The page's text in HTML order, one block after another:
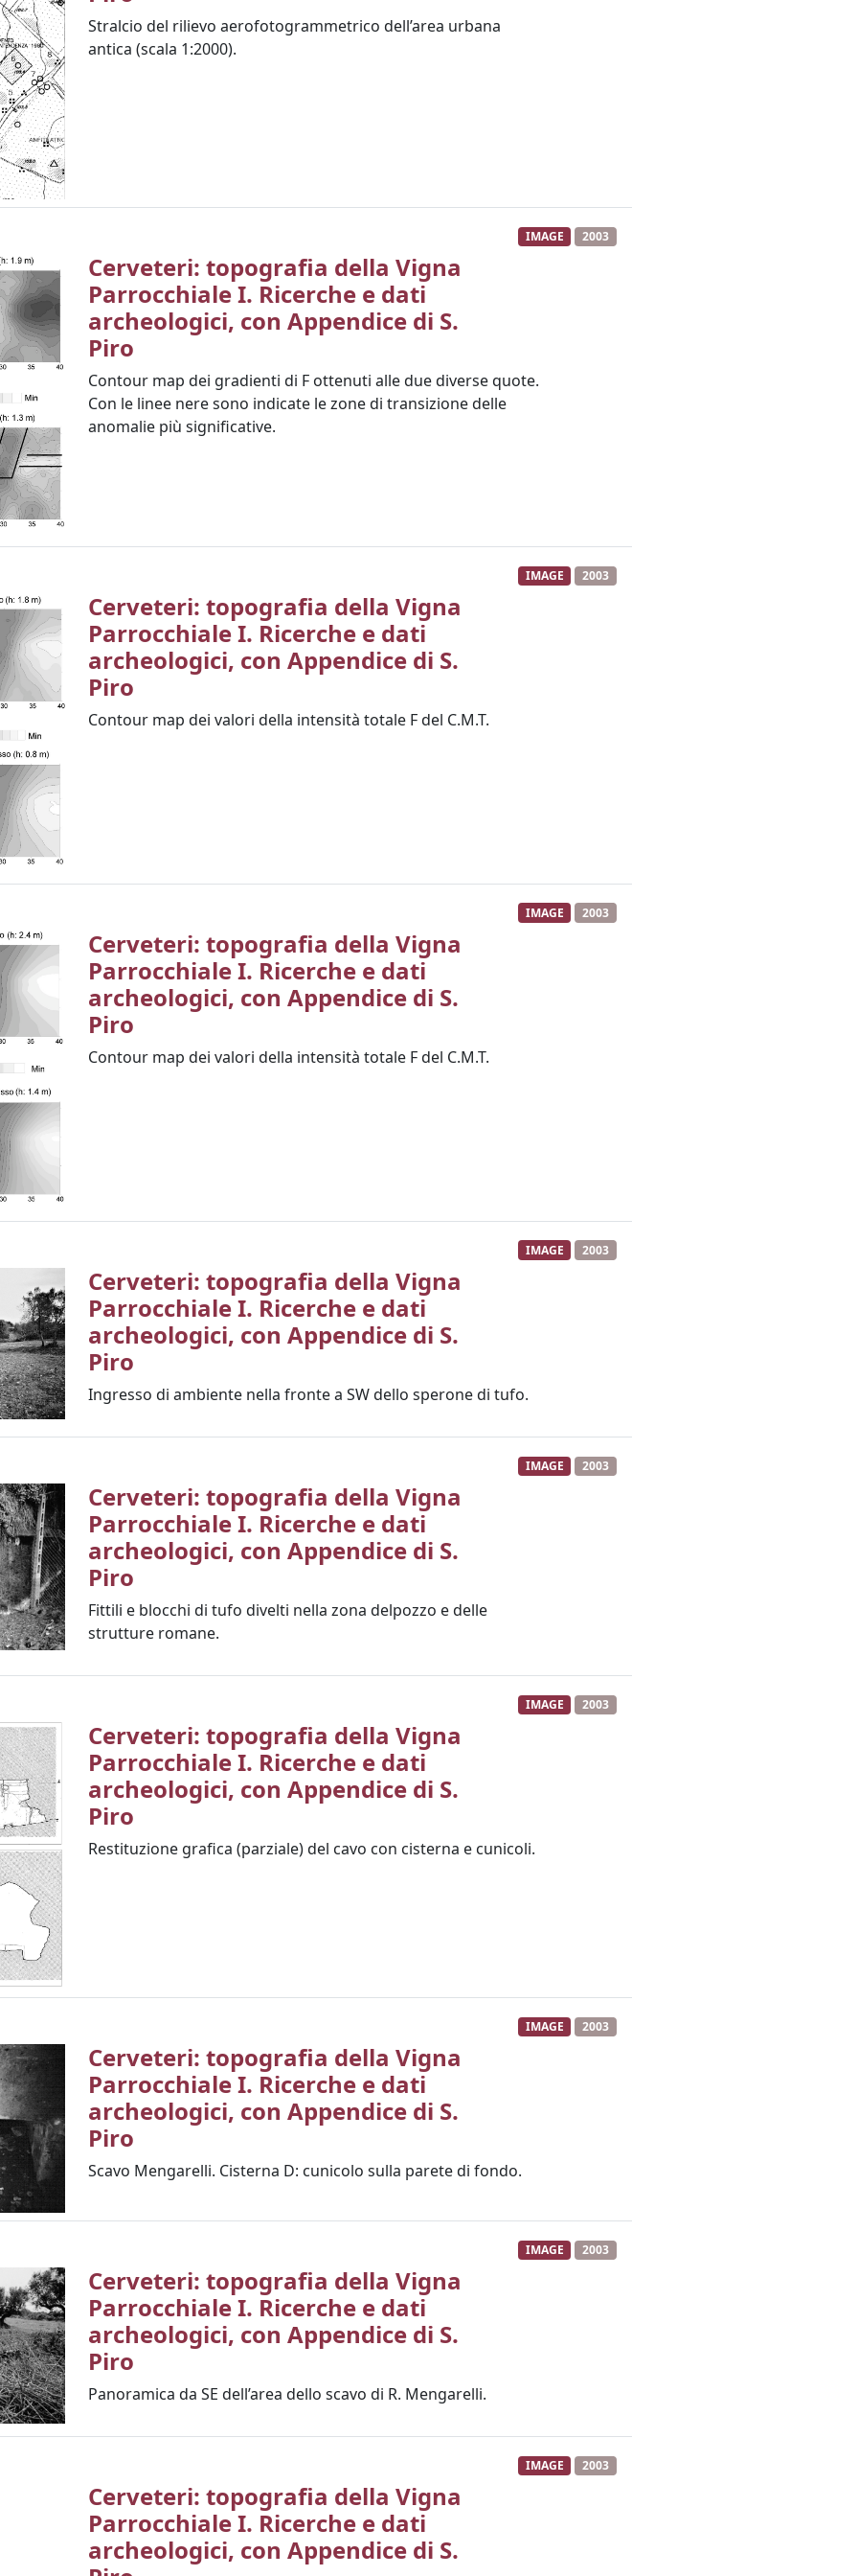
Stralcio del rilievo aerofotogrammetrico dell’area urbana
antica (scala 1:2000).
IMAGE 2003
Cerveteri: topografia della Vigna
Parrocchiale I. Ricerche e dati
archeologici, con Appendice di S.
Piro
Contour map dei gradienti di F ottenuti alle due diverse quote.
Con le linee nere sono indicate le zone di transizione delle
anomalie più significative.
IMAGE 2003
Cerveteri: topografia della Vigna
Parrocchiale I. Ricerche e dati
archeologici, con Appendice di S.
Piro
Contour map dei valori della intensità totale F del C.M.T.
IMAGE 2003
Cerveteri: topografia della Vigna
Parrocchiale I. Ricerche e dati
archeologici, con Appendice di S.
Piro
Contour map dei valori della intensità totale F del C.M.T.
IMAGE 2003
Cerveteri: topografia della Vigna
Parrocchiale I. Ricerche e dati
archeologici, con Appendice di S.
Piro
Ingresso di ambiente nella fronte a SW dello sperone di tufo.
IMAGE 2003
Cerveteri: topografia della Vigna
Parrocchiale I. Ricerche e dati
archeologici, con Appendice di S.
Piro
Fittili e blocchi di tufo divelti nella zona delpozzo e delle
strutture romane.
IMAGE 2003
Cerveteri: topografia della Vigna
Parrocchiale I. Ricerche e dati
archeologici, con Appendice di S.
Piro
Restituzione grafica (parziale) del cavo con cisterna e cunicoli.
IMAGE 2003
Cerveteri: topografia della Vigna
Parrocchiale I. Ricerche e dati
archeologici, con Appendice di S.
Piro
Scavo Mengarelli. Cisterna D: cunicolo sulla parete di fondo.
IMAGE 2003
Cerveteri: topografia della Vigna
Parrocchiale I. Ricerche e dati
archeologici, con Appendice di S.
Piro
Panoramica da SE dell’area dello scavo di R. Mengarelli.
IMAGE 2003
Cerveteri: topografia della Vigna
Parrocchiale I. Ricerche e dati
archeologici, con Appendice di S.